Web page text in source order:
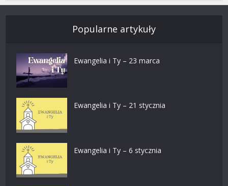
Popularne artykuły
Ewangelia i Ty – 23 marca
Ewangelia i Ty – 21 stycznia
Ewangelia i Ty – 6 stycznia